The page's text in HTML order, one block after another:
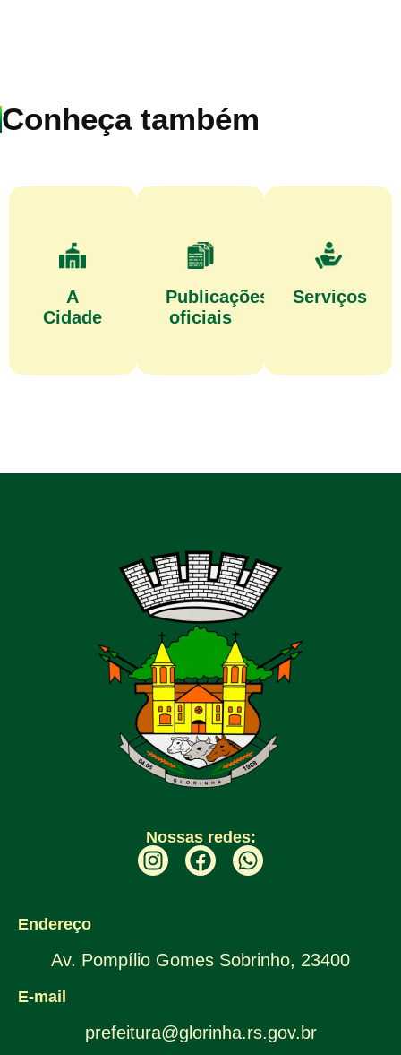
Conheça também
A
Cidade
Publicações
oficiais
Serviços
Nossas redes:
Endereço
Av. Pompílio Gomes Sobrinho, 23400
E-mail
prefeitura@glorinha.rs.gov.br